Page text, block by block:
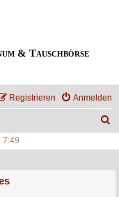
& Tauschbörse
Anmelden
Registrieren
7:49